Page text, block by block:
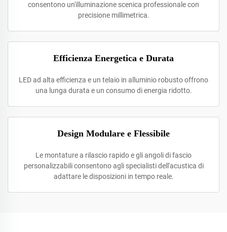
consentono un'illuminazione scenica professionale con
precisione millimetrica.
Efficienza Energetica e Durata
LED ad alta efficienza e un telaio in alluminio robusto offrono
una lunga durata e un consumo di energia ridotto.
Design Modulare e Flessibile
Le montature a rilascio rapido e gli angoli di fascio
personalizzabili consentono agli specialisti dell'acustica di
adattare le disposizioni in tempo reale.